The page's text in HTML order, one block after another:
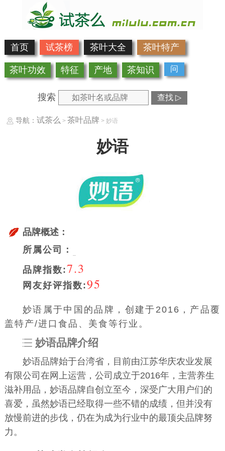
首页 试茶榜 茶叶大全 茶叶特产
茶叶功效 特征 产地 茶知识 问
搜索 查找 ▷
导航： 试茶么 > 茶叶品牌 > 妙语
妙语
品牌概述：
所属公司：
品牌指数:7.3
网友好评指数:95
妙语属于中国的品牌，创建于2016，产品覆
盖特产/进口食品、美食等行业。
妙语品牌介绍
妙语品牌始于台湾省，目前由江苏华庆农业发展
有限公司在网上运营，公司成立于2016年，主营养生
滋补用品，妙语品牌自创立至今，深受广大用户们的
喜爱，虽然妙语已经取得一些不错的成绩，但并没有
放慢前进的步伐，仍在为成为行业中的最顶尖品牌努
力。